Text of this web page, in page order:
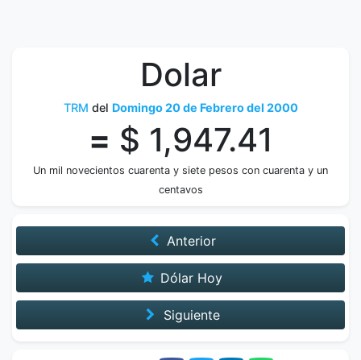
Dolar
TRM del Domingo 20 de Febrero del 2000
= $ 1,947.41
Un mil novecientos cuarenta y siete pesos con cuarenta y un
centavos
Anterior
Dólar Hoy
Siguiente